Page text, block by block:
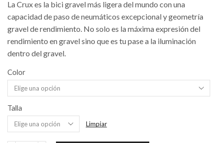
desde
0,00 €
hasta
3.150,00 €
La Crux es la bici gravel más ligera del mundo con una
capacidad de paso de neumáticos excepcional y geometría
gravel de rendimiento. No solo es la máxima expresión del
rendimiento en gravel sino que es tu pase a la iluminación
dentro del gravel.
Color
Talla
Limpiar